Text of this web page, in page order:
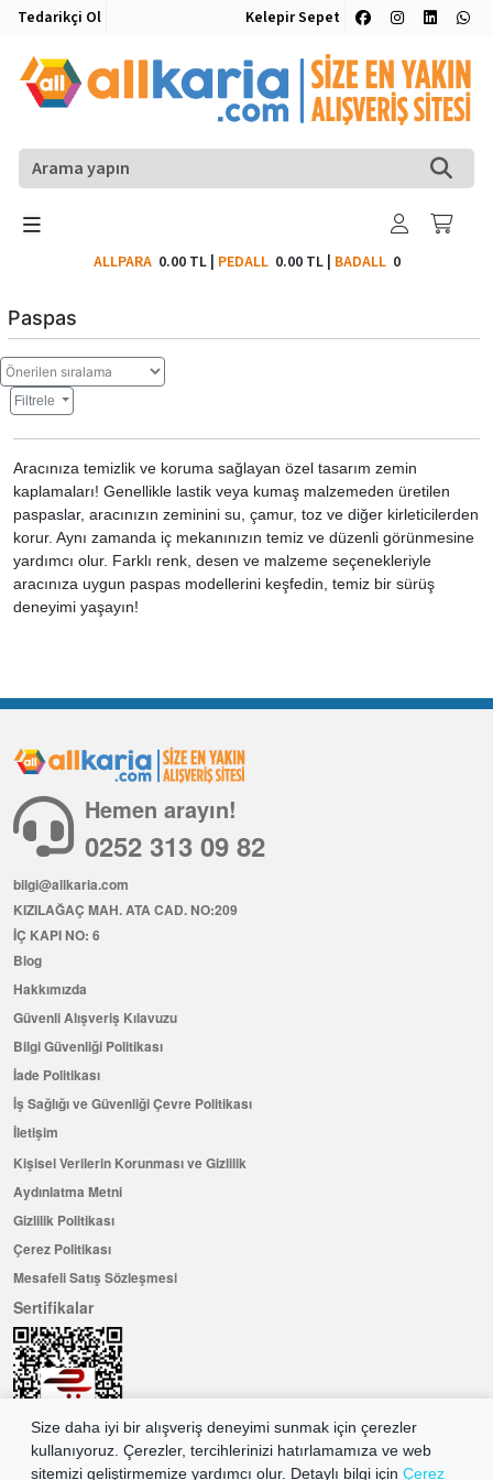
Tedarikçi Ol Kelepir Sepet
ALLPARA 0.00 TL| PEDALL 0.00 TL| BADALL0
Paspas
Filtrele
Aracınıza temizlik ve koruma sağlayan özel tasarım zemin
kaplamaları! Genellikle lastik veya kumaş malzemeden üretilen
paspaslar, aracınızın zeminini su, çamur, toz ve diğer kirleticilerden
korur. Aynı zamanda iç mekanınızın temiz ve düzenli görünmesine
yardımcı olur. Farklı renk, desen ve malzeme seçenekleriyle
aracınıza uygun paspas modellerini keşfedin, temiz bir sürüş
deneyimi yaşayın!
Size daha iyi bir alışveriş deneyimi sunmak için çerezler
kullanıyoruz. Çerezler, tercihlerinizi hatırlamamıza ve web
sitemizi geliştirmemize yardımcı olur. Detaylı bilgi için Çerez
Hemen arayın!
0252 313 09 82
bilgi@allkaria.com
KIZILAĞAÇ MAH. ATA CAD. NO:209
İÇ KAPI NO: 6
Blog
Hakkımızda
Güvenli Alışveriş Kılavuzu
Bilgi Güvenliği Politikası
İade Politikası
İş Sağlığı ve Güvenliği Çevre Politikası
İletişim
Kişisel Verilerin Korunması ve Gizlilik
Aydınlatma Metni
Gizlilik Politikası
Çerez Politikası
Mesafeli Satış Sözleşmesi
Sertifikalar